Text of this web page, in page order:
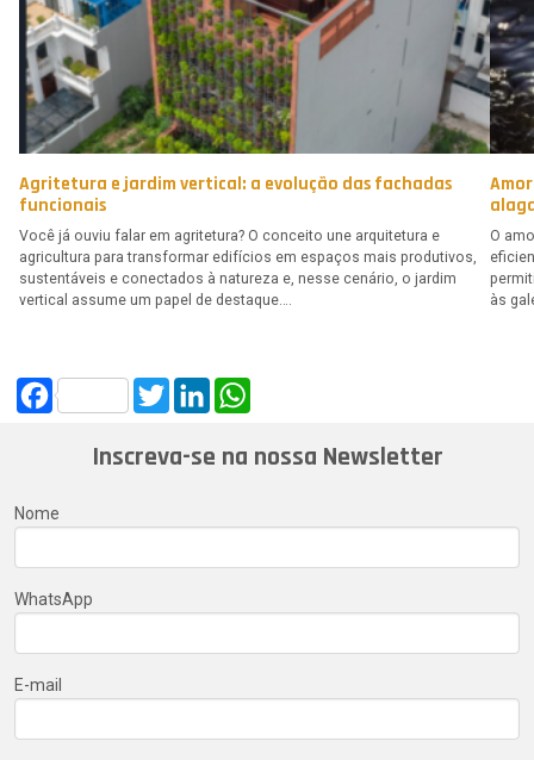
Agritetura e jardim vertical: a evolução das fachadas
funcionais
Você já ouviu falar em agritetura? O conceito une arquitetura e
agricultura para transformar edifícios em espaços mais produtivos,
sustentáveis e conectados à natureza e, nesse cenário, o jardim
vertical assume um papel de destaque….
O
às
Facebook TwitterLinkedIn
Inscreva-se na nossa Newsletter
Nome
WhatsApp
E-mail